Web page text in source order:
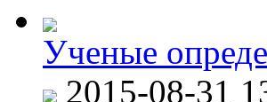
Ученые
2015-08-31